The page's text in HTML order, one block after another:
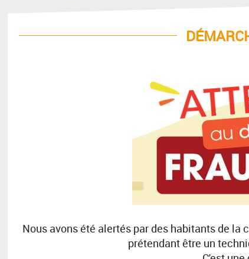
Nous avons été alertés par des habitants de la
prétendant être un